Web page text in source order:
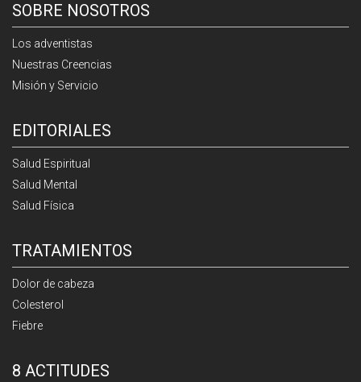
SOBRE NOSOTROS
Los adventistas
Nuestras Creencias
Misión y Servicio
EDITORIALES
Salud Espiritual
Salud Mental
Salud Física
TRATAMIENTOS
Dolor de cabeza
Colesterol
Fiebre
8 ACTITUDES